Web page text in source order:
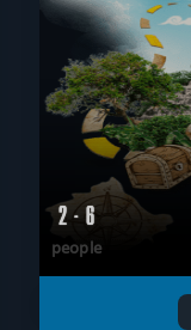
2 - 6
people